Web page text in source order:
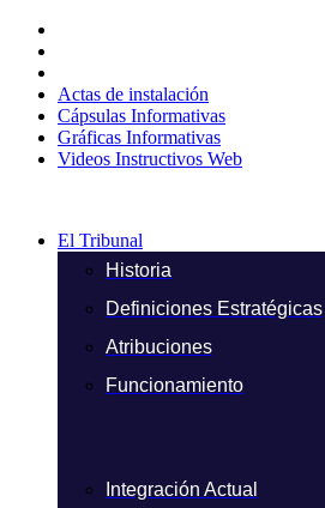
contenido
Actas de instalación
Cápsulas Informativas
Gráficas Informativas
Videos Instructivos Web
El Tribunal
Historia
Definiciones Estratégicas
Atribuciones
Funcionamiento
Integración Actual